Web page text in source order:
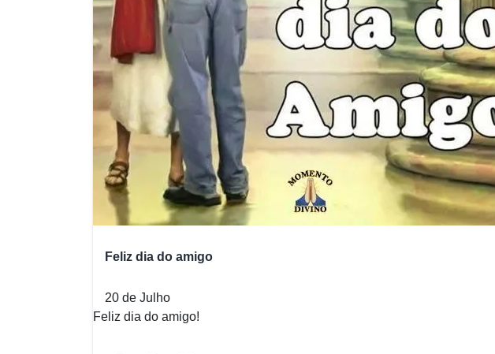
Feliz dia do amigo
20 de Julho
Feliz dia do amigo!